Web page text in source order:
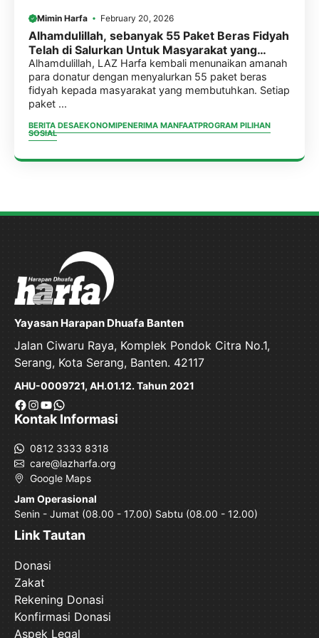
Mimin Harfa February 20, 2026
Alhamdulillah, sebanyak 55 Paket Beras Fidyah
Telah di Salurkan Untuk Masyarakat yang
Membutuhkan
Alhamdulillah, LAZ Harfa kembali menunaikan amanah
para donatur dengan menyalurkan 55 paket beras
fidyah kepada masyarakat yang membutuhkan. Setiap
paket ...
BERITA DESAEKONOMIPENERIMA MANFAATPROGRAM PILIHAN
SOSIAL
Yayasan Harapan Dhuafa Banten
Jalan Ciwaru Raya, Komplek Pondok Citra No.1,
Serang, Kota Serang, Banten. 42117
AHU-0009721, AH.01.12. Tahun 2021
Facebook
Instagram
YouTube
WhatsApp
Kontak Informasi
0812 3333 8318
care@lazharfa.org
Google Maps
Jam Operasional
Senin - Jumat (08.00 - 17.00) Sabtu (08.00 - 12.00)
Link Tautan
Donasi
Zakat
Rekening Donasi
Konfirmasi Donasi
Aspek Legal